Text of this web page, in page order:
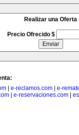
Realizar una Oferta
Precio Ofrecido $
e-reclamos.com
e-
| e-reservaciones.com|